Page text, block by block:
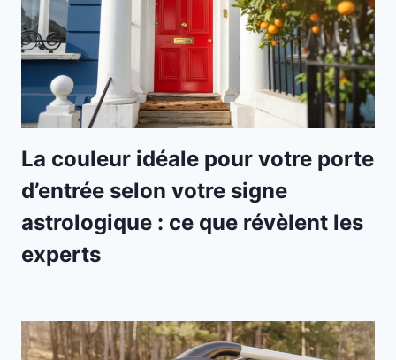
La couleur idéale pour votre porte
d’entrée selon votre signe
astrologique : ce que révèlent les
experts